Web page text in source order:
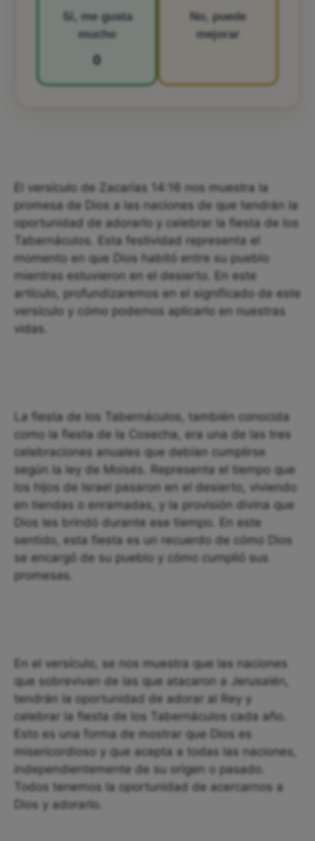
Sí, me gusta
mucho
0
No, puede
mejorar
El versículo de Zacarías 14:16 nos muestra la
promesa de Dios a las naciones de que tendrán la
oportunidad de adorarlo y celebrar la fiesta de los
Tabernáculos. Esta festividad representa el
momento en que Dios habitó entre su pueblo
mientras estuvieron en el desierto. En este
artículo, profundizaremos en el significado de este
versículo y cómo podemos aplicarlo en nuestras
vidas.
La fiesta de los Tabernáculos, también conocida
como la fiesta de la Cosecha, era una de las tres
celebraciones anuales que debían cumplirse
según la ley de Moisés. Representa el tiempo que
los hijos de Israel pasaron en el desierto, viviendo
en tiendas o enramadas, y la provisión divina que
Dios les brindó durante ese tiempo. En este
sentido, esta fiesta es un recuerdo de cómo Dios
se encargó de su pueblo y cómo cumplió sus
promesas.
En el versículo, se nos muestra que las naciones
que sobrevivan de las que atacaron a Jerusalén,
tendrán la oportunidad de adorar al Rey y
celebrar la fiesta de los Tabernáculos cada año.
Esto es una forma de mostrar que Dios es
misericordioso y que acepta a todas las naciones,
independientemente de su origen o pasado.
Todos tenemos la oportunidad de acercarnos a
Dios y adorarlo.